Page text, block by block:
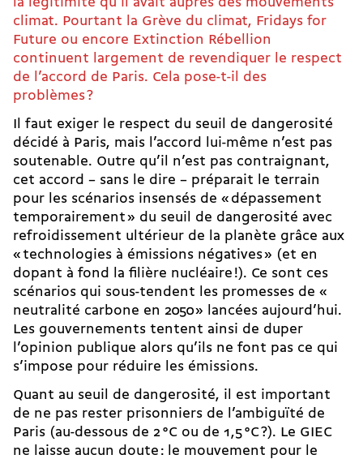
climat. Pourtant la Grève du climat, Fridays for
Future ou encore Extinction Rébellion
continuent largement de revendiquer le respect
de l’accord de Paris. Cela pose-t-il des
problèmes ?
Il faut exiger le respect du seuil de dangerosité
décidé à Paris, mais l’accord lui-même n’est pas
soutenable. Outre qu’il n’est pas contraignant,
cet accord – sans le dire – préparait le terrain
pour les scénarios insensés de « dépassement
temporairement » du seuil de dangerosité avec
refroidissement ultérieur de la planète grâce aux
« technologies à émissions négatives » (et en
dopant à fond la filière nucléaire !). Ce sont ces
scénarios qui sous-tendent les promesses de «
neutralité carbone en 2050 » lancées aujourd’hui.
Les gouvernements tentent ainsi de duper
l’opinion publique alors qu’ils ne font pas ce qui
s’impose pour réduire les émissions.
Quant au seuil de dangerosité, il est important
de ne pas rester prisonniers de l’ambiguïté de
Paris (au-dessous de 2 °C ou de 1,5 °C ?). Le GIEC
ne laisse aucun doute : le mouvement pour le